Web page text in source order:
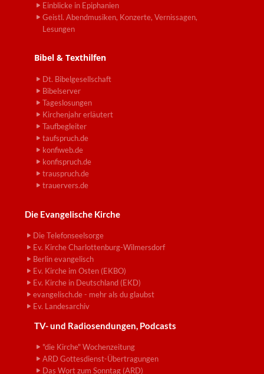
Einblicke in Epiphanien
Geistl. Abendmusiken, Konzerte, Vernissagen,
Lesungen
Bibel & Texthilfen
Dt. Bibelgesellschaft
Bibelserver
Tageslosungen
Kirchenjahr erläutert
Taufbegleiter
taufspruch.de
konfiweb.de
konfispruch.de
trauspruch.de
trauervers.de
Die Evangelische Kirche
Die Telefonseelsorge
Ev. Kirche Charlottenburg-Wilmersdorf
Berlin evangelisch
Ev. Kirche im Osten (EKBO)
Ev. Kirche in Deutschland (EKD)
evangelisch.de - mehr als du glaubst
Ev. Landesarchiv
TV- und Radiosendungen, Podcasts
"die Kirche" Wochenzeitung
ARD Gottesdienst-Übertragungen
Das Wort zum Sonntag (ARD)